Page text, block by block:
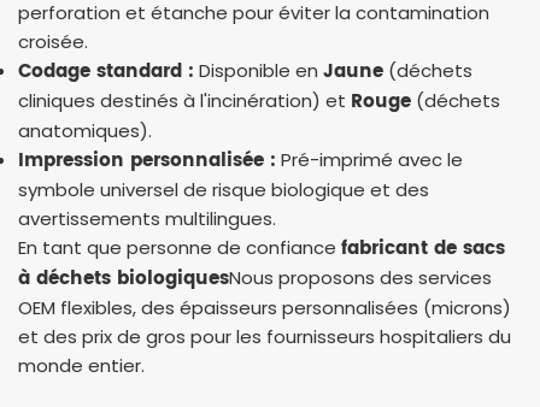
perforation et étanche pour éviter la contamination
croisée.
Codage standard : Disponible en Jaune (déchets
cliniques destinés à l'incinération) et Rouge (déchets
anatomiques).
Impression personnalisée : Pré-imprimé avec le
symbole universel de risque biologique et des
avertissements multilingues.
En tant que personne de confiance fabricant de sacs
à déchets biologiquesNous proposons des services
OEM flexibles, des épaisseurs personnalisées (microns)
et des prix de gros pour les fournisseurs hospitaliers du
monde entier.